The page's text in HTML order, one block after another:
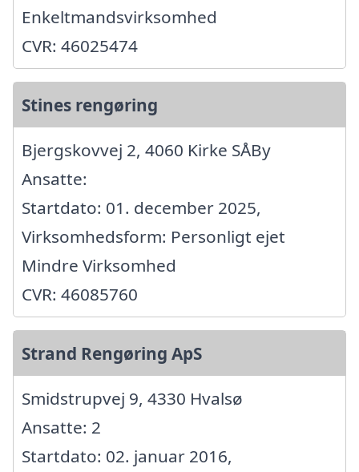
Enkeltmandsvirksomhed
CVR: 46025474
Stines rengøring
Bjergskovvej 2, 4060 Kirke SÅBy
Ansatte:
Startdato: 01. december 2025,
Virksomhedsform: Personligt ejet
Mindre Virksomhed
CVR: 46085760
Strand Rengøring ApS
Smidstrupvej 9, 4330 Hvalsø
Ansatte: 2
Startdato: 02. januar 2016,